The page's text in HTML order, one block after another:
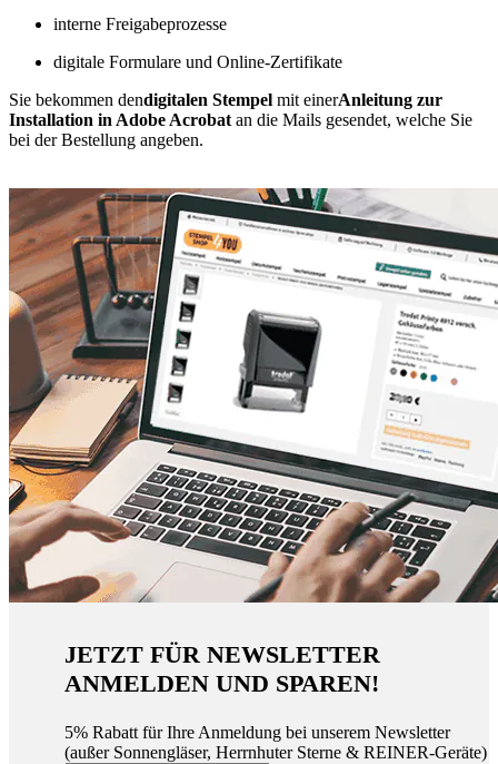
interne Freigabeprozesse
digitale Formulare und Online-Zertifikate
Sie bekommen dendigitalen Stempel mit einerAnleitung zur
Installation in Adobe Acrobat an die Mails gesendet, welche Sie
bei der Bestellung angeben.
JETZT FÜR NEWSLETTER
ANMELDEN UND SPAREN!
5% Rabatt für Ihre Anmeldung bei unserem Newsletter
(außer Sonnengläser, Herrnhuter Sterne & REINER-Geräte)